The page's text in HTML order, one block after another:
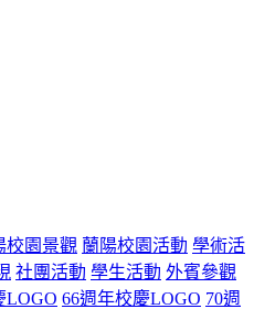
校園景觀 蘭陽校園活動 學術活
社團活動 學生活動 外賓參觀
LOGO 66週年校慶LOGO 70週